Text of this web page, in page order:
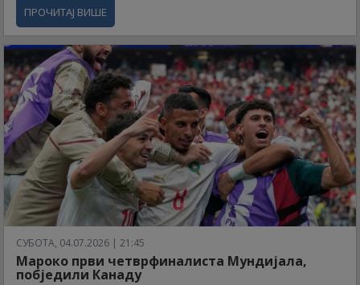
ПРОЧИТАЈ ВИШЕ
СУБОТА, 04.07.2026 | 21:45
Мароко први четврфиналиста Мундијала,
побједили Канаду